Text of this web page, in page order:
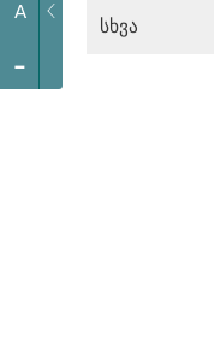
A
-
სხვა